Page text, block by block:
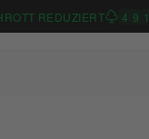
REDUZIERT 4 9 1